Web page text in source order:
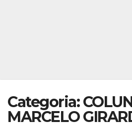
Categoria:
MARCELO